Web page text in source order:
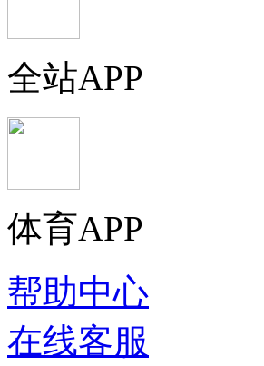
全站APP
体育APP
帮助中心
在线客服